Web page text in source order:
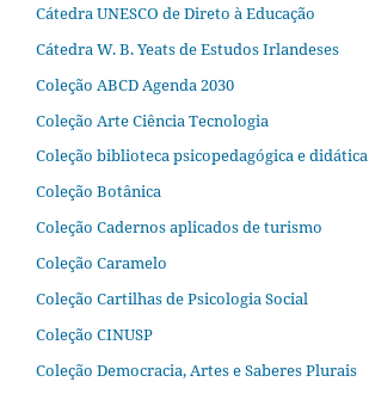
Cátedra UNESCO de Direto à Educação
Cátedra W. B. Yeats de Estudos Irlandeses
Coleção ABCD Agenda 2030
Coleção Arte Ciência Tecnologia
Coleção biblioteca psicopedagógica e didática
Coleção Botânica
Coleção Cadernos aplicados de turismo
Coleção Caramelo
Coleção Cartilhas de Psicologia Social
Coleção CINUSP
Coleção Democracia, Artes e Saberes Plurais